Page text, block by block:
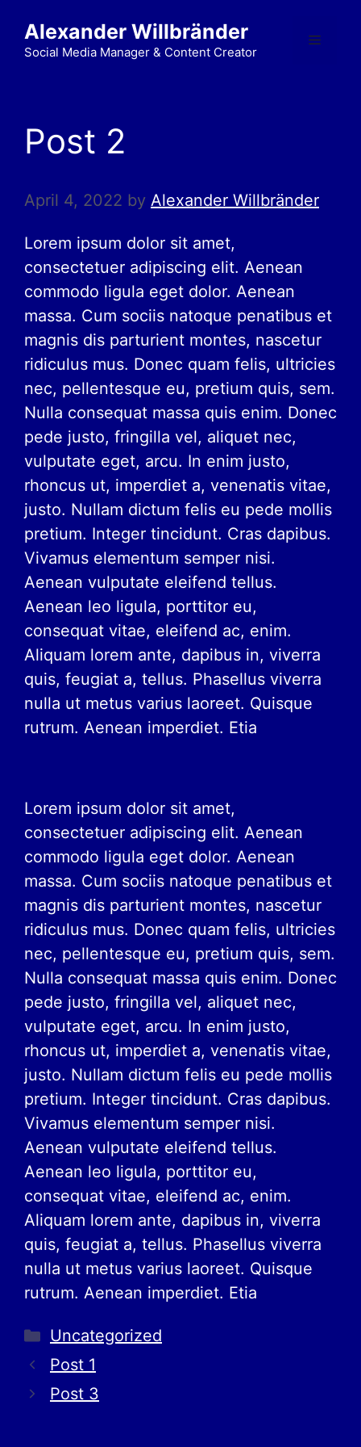
Alexander Willbränder
Social Media Manager & Content Creator
Post 2
April 4, 2022 by Alexander Willbränder
Lorem ipsum dolor sit amet,
consectetuer adipiscing elit. Aenean
commodo ligula eget dolor. Aenean
massa. Cum sociis natoque penatibus et
magnis dis parturient montes, nascetur
ridiculus mus. Donec quam felis, ultricies
nec, pellentesque eu, pretium quis, sem.
Nulla consequat massa quis enim. Donec
pede justo, fringilla vel, aliquet nec,
vulputate eget, arcu. In enim justo,
rhoncus ut, imperdiet a, venenatis vitae,
justo. Nullam dictum felis eu pede mollis
pretium. Integer tincidunt. Cras dapibus.
Vivamus elementum semper nisi.
Aenean vulputate eleifend tellus.
Aenean leo ligula, porttitor eu,
consequat vitae, eleifend ac, enim.
Aliquam lorem ante, dapibus in, viverra
quis, feugiat a, tellus. Phasellus viverra
nulla ut metus varius laoreet. Quisque
rutrum. Aenean imperdiet. Etia
Lorem ipsum dolor sit amet,
consectetuer adipiscing elit. Aenean
commodo ligula eget dolor. Aenean
massa. Cum sociis natoque penatibus et
magnis dis parturient montes, nascetur
ridiculus mus. Donec quam felis, ultricies
nec, pellentesque eu, pretium quis, sem.
Nulla consequat massa quis enim. Donec
pede justo, fringilla vel, aliquet nec,
vulputate eget, arcu. In enim justo,
rhoncus ut, imperdiet a, venenatis vitae,
justo. Nullam dictum felis eu pede mollis
pretium. Integer tincidunt. Cras dapibus.
Vivamus elementum semper nisi.
Aenean vulputate eleifend tellus.
Aenean leo ligula, porttitor eu,
consequat vitae, eleifend ac, enim.
Aliquam lorem ante, dapibus in, viverra
quis, feugiat a, tellus. Phasellus viverra
nulla ut metus varius laoreet. Quisque
rutrum. Aenean imperdiet. Etia
Uncategorized
Post 1
Post 3